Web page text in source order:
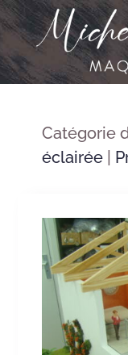
Catégorie
éclairée